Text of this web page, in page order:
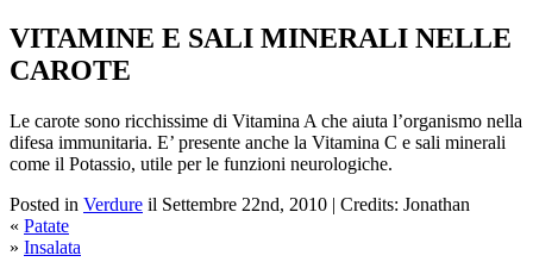
VITAMINE E SALI MINERALI NELLE
CAROTE
Le carote sono ricchissime di Vitamina A che aiuta l’organismo nella
difesa immunitaria. E’ presente anche la Vitamina C e sali minerali
come il Potassio, utile per le funzioni neurologiche.
Posted in Verdure il Settembre 22nd, 2010 | Credits: Jonathan
« Patate
» Insalata